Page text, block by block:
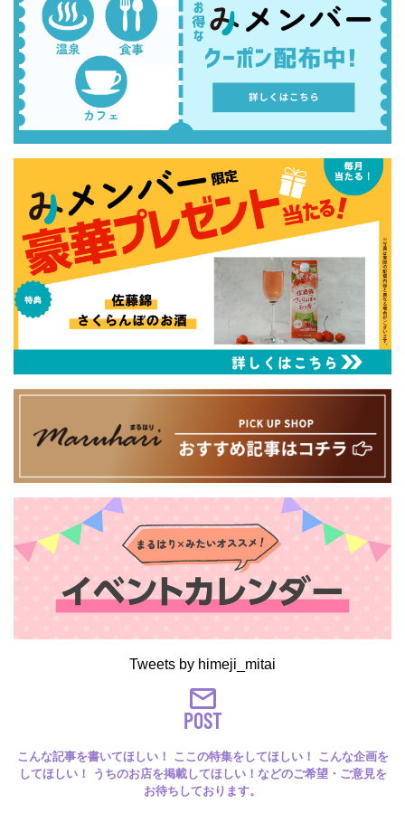
Tweets by himeji_mitai
POST
こんな記事を書いてほしい！ ここの特集をしてほしい！ こんな企画を
してほしい！ うちのお店を掲載してほしい！などのご希望・ご意見を
お待ちしております。